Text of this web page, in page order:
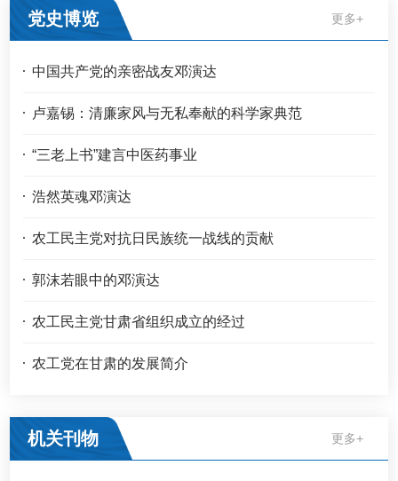
党史博览 更多+
中国共产党的亲密战友邓演达
卢嘉锡：清廉家风与无私奉献的科学家典范
“三老上书”建言中医药事业
浩然英魂邓演达
农工民主党对抗日民族统一战线的贡献
郭沫若眼中的邓演达
农工民主党甘肃省组织成立的经过
农工党在甘肃的发展简介
机关刊物 更多+